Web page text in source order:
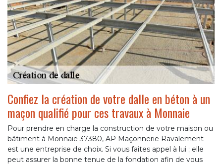
Confiez la création de votre dalle en béton à un
maçon qualifié pour ces travaux à Monnaie
Pour prendre en charge la construction de votre maison ou
bâtiment à Monnaie 37380, AP Maçonnerie Ravalement
est une entreprise de choix. Si vous faites appel à lui ; elle
peut assurer la bonne tenue de la fondation afin de vous